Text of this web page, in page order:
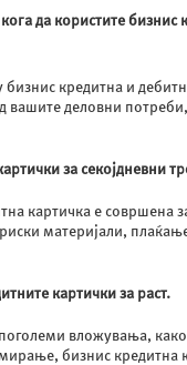
да користите бизнис
кредитна и
вашите деловни
за секојдневни
картичка е совршена
материјали,
картички за раст.
вложувања,
бизнис кредитна